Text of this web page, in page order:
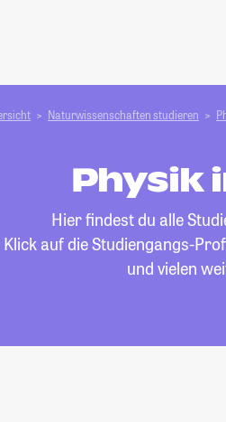
Natur­wissenschaften studieren
Physik
Hier findest du alle
Klick auf die Studiengangs-
und vielen